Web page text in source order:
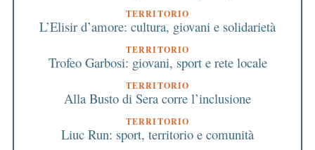
TERRITORIO
L’Elisir d’amore: cultura, giovani e solidarietà
TERRITORIO
Trofeo Garbosi: giovani, sport e rete locale
TERRITORIO
Alla Busto di Sera corre l’inclusione
TERRITORIO
Liuc Run: sport, territorio e comunità